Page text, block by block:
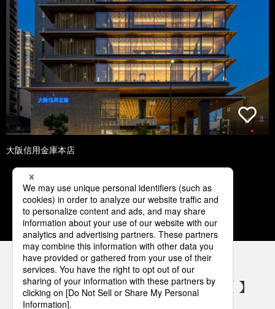
大阪信用金庫本店
1 2 3 4 5
パナソニックの電気設備 SNSアカウント